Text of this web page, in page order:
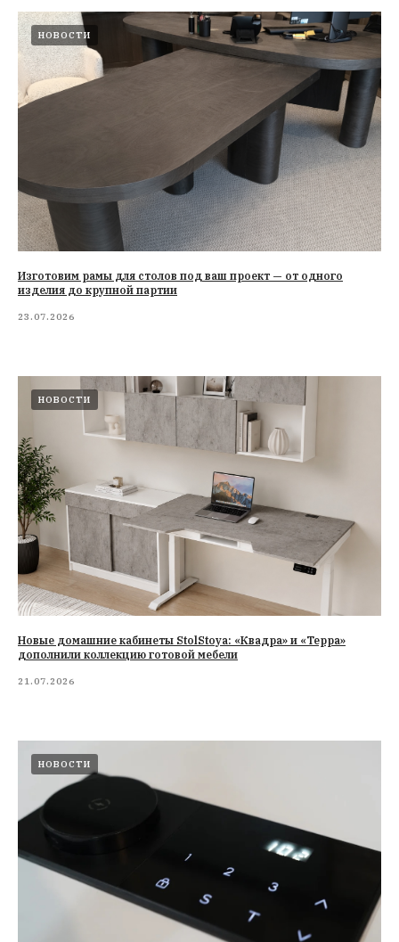
НОВОСТИ
Изготовим рамы для столов под ваш проект — от одного
изделия до крупной партии
23.07.2026
НОВОСТИ
Новые домашние кабинеты StolStoya: «Квадра» и «Терра»
дополнили коллекцию готовой мебели
21.07.2026
НОВОСТИ